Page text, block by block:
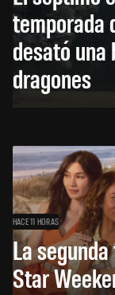
temporada
desató
dragones
HACE 11 HORAS
La
Star